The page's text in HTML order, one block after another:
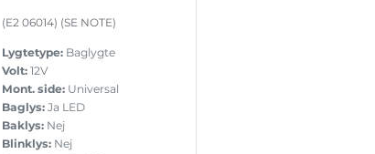
(E2 06014) (SE NOTE)
Lygtetype: Baglygte
Volt: 12V
Mont. side: Universal
Baglys: Ja LED
Baklys: Nej
Blinklys: Nej